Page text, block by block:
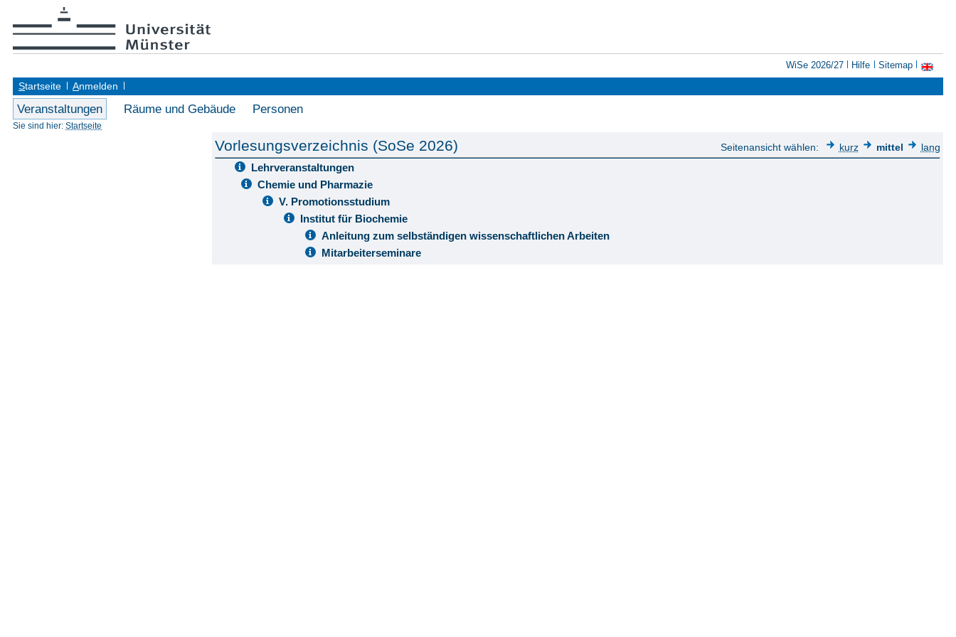
WiSe 2026/27 Hilfe
Sitemap
Startseite Anmelden
Veranstaltungen Räume und Gebäude Personen
Sie sind hier: Startseite
Vorlesungsverzeichnis (SoSe 2026) Seitenansicht wählen: kurz mittel lang
Lehrveranstaltungen
Chemie und Pharmazie
V. Promotionsstudium
Institut für Biochemie
Anleitung zum selbständigen wissenschaftlichen Arbeiten
Mitarbeiterseminare